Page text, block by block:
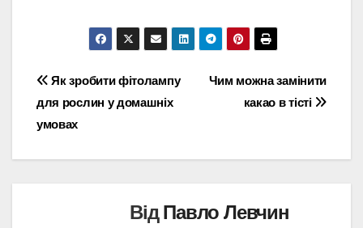
Навігація
записів
Чим можна замінити
какао в тісті
Як зробити фітолампу
для рослин у домашніх
умовах
ВідПавло Левчин